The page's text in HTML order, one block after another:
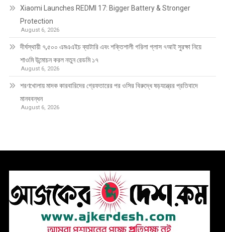
Xiaomi Launches REDMI 17: Bigger Battery & Stronger
Protection
August 6, 2026
দীর্ঘস্থায়ী ৭,৫০০ এমএএইচ ব্যাটারি এবং শক্তিশালী গরিলা গ্লাস ৭আই সুরক্ষা নিয়ে
শাওমি উন্মোচন করল নতুন রেডমি ১৭
August 6, 2026
শরণখোলায় মাদক কারবারিদের গ্রেফতারের পর ওসির বিরুদ্ধে ষড়যন্ত্রের প্রতিবাদে
মানববন্ধন
August 6, 2026